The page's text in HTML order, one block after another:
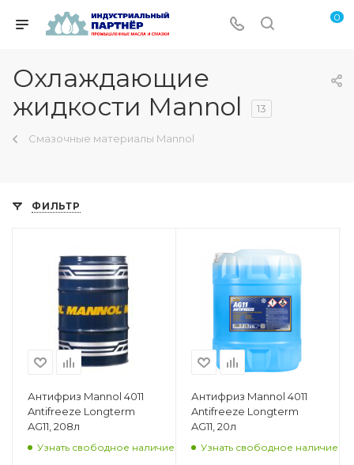
0
Охлаждающие
жидкости Mannol
13
Смазочные материалы Mannol
ФИЛЬТР
Антифриз Mannol 4011
Antifreeze Longterm
AG11, 208л
Узнать свободное наличие
Антифриз Mannol 4011
Antifreeze Longterm
AG11, 20л
Узнать свободное наличие